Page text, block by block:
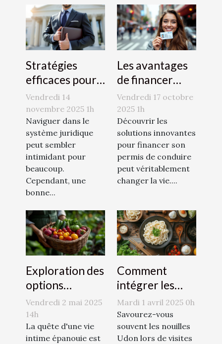
Stratégies
efficaces pour
naviguer dans
le système
juridique
Vendredi 14
novembre 2025 1h
Naviguer dans le
système juridique
peut sembler
intimidant pour
beaucoup.
Cependant, une
bonne...
Les avantages
de financer
votre permis de
conduire avec
le CPF
Vendredi 17 octobre
2025 1h
Découvrir les
solutions innovantes
pour financer son
permis de conduire
peut véritablement
changer la vie....
Exploration des
options
naturelles pour
augmenter le
désir sexuel
Vendredi 2 mai 2025
14h
La quête d'une vie
intime épanouie est
Comment
intégrer les
nouilles Udon
dans des plats
quotidiens
Mardi 1 avril 2025 0h
Savourez-vous
souvent les nouilles
Udon lors de visites